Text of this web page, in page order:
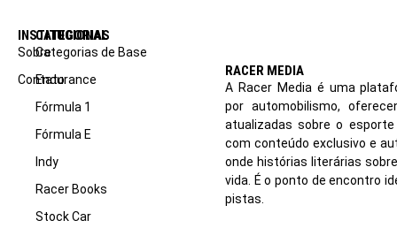
INSTITUCIONAL
Sobre
Contato
CATEGORIAS
Categorias de Base
Endurance
Fórmula 1
Fórmula E
Indy
Racer Books
Stock Car
RACER MEDIA
A Racer Media é uma
por automobilismo,
atualizadas sobre o
com conteúdo exclusivo e
onde histórias literárias
vida. É o ponto de encontro
pistas.